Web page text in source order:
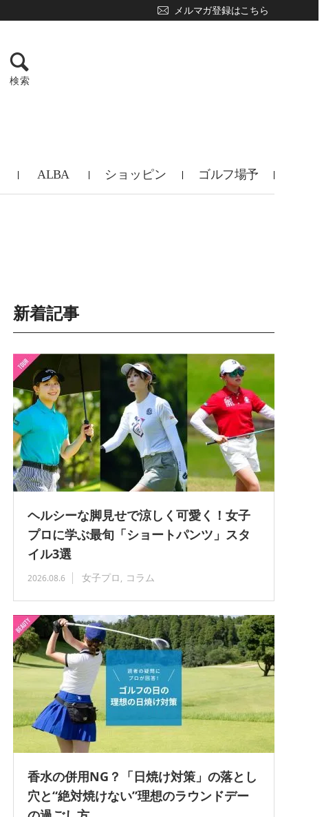
ALBA ショッピン ゴルフ場予
メルマガ登録はこちら
検索
新着記事
ヘルシーな脚見せで涼しく可愛く！女子
プロに学ぶ最旬「ショートパンツ」スタ
イル3選
2026.08.6 女子プロ コラム
香水の併用NG？「日焼け対策」の落とし
穴と“絶対焼けない”理想のラウンドデー